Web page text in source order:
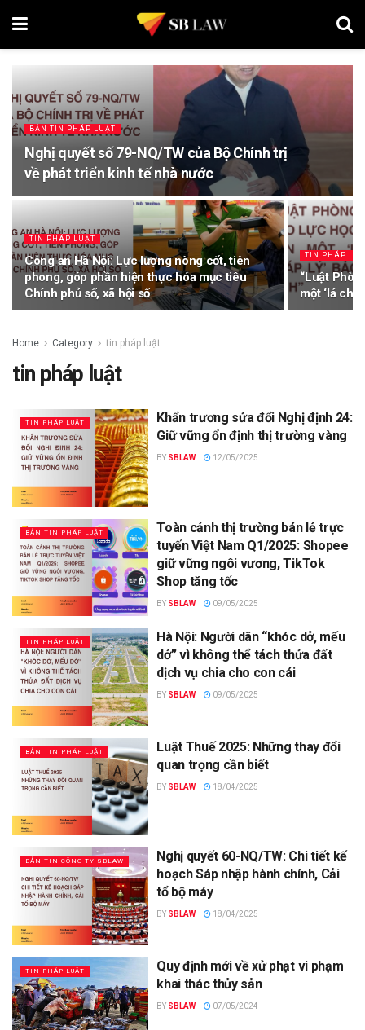
BẢN TIN PHÁP LUẬT
Nghị quyết số 79-NQ/TW của Bộ Chính trị
về phát triển kinh tế nhà nước
TIN PHÁP LUẬT
Công an Hà Nội: Lực lượng nòng cốt, tiên
phong, góp phần hiện thực hóa mục tiêu
Chính phủ số, xã hội số
TIN PHÁP
“Luật
một ‘lá
Home Category tin pháp luật
tin pháp luật
TIN PHÁP LUẬT
Khẩn trương sửa đổi Nghị định 24:
Giữ vững ổn định thị trường vàng
BY SBLAW 12/05/2025
BẢN TIN PHÁP LUẬT
Toàn cảnh thị trường bán lẻ trực
tuyến Việt Nam Q1/2025: Shopee
giữ vững ngôi vương, TikTok
Shop tăng tốc
BY SBLAW 09/05/2025
TIN PHÁP LUẬT
Hà Nội: Người dân “khóc dở, mếu
dở” vì không thể tách thửa đất
dịch vụ chia cho con cái
BY SBLAW 09/05/2025
BẢN TIN PHÁP LUẬT
Luật Thuế 2025: Những thay đổi
quan trọng cần biết
BY SBLAW 18/04/2025
BẢN TIN CÔNG TY SBLAW
Nghị quyết 60-NQ/TW: Chi tiết kế
hoạch Sáp nhập hành chính, Cải
tổ bộ máy
BY SBLAW 18/04/2025
TIN PHÁP LUẬT
Quy định mới về xử phạt vi phạm
khai thác thủy sản
BY SBLAW 07/05/2024